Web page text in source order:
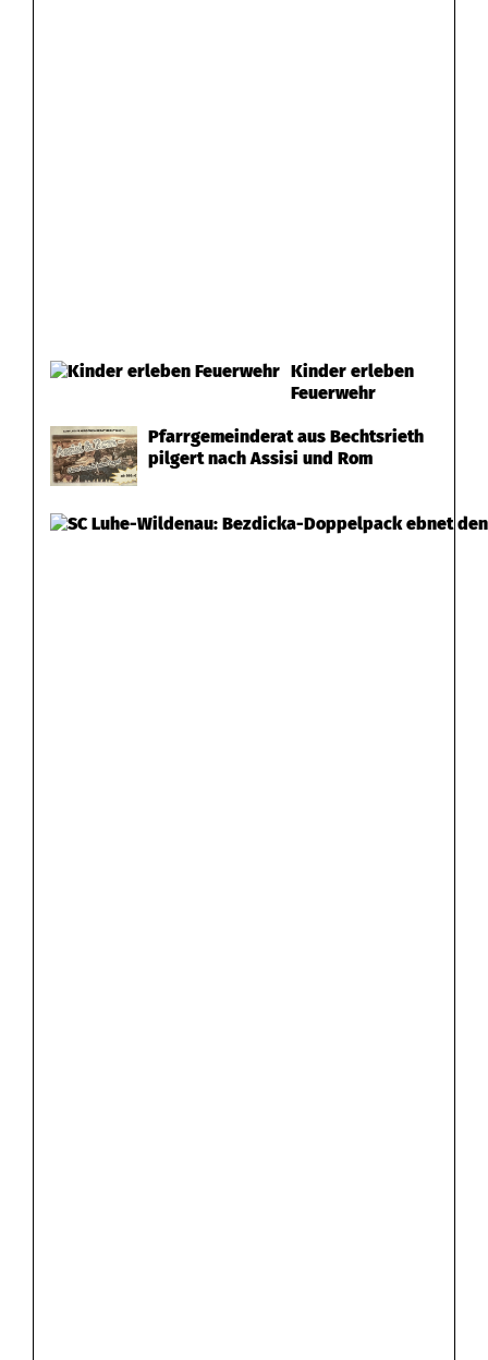
Kinder erleben
Feuerwehr
Pfarrgemeinderat aus Bechtsrieth
pilgert nach Assisi und Rom